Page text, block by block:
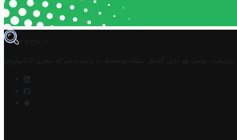
TROVIT
تروفيت تونس هو دليل أعمال تملكه وتحتفظ به وتديره شركة مخزن التكنولوجيا